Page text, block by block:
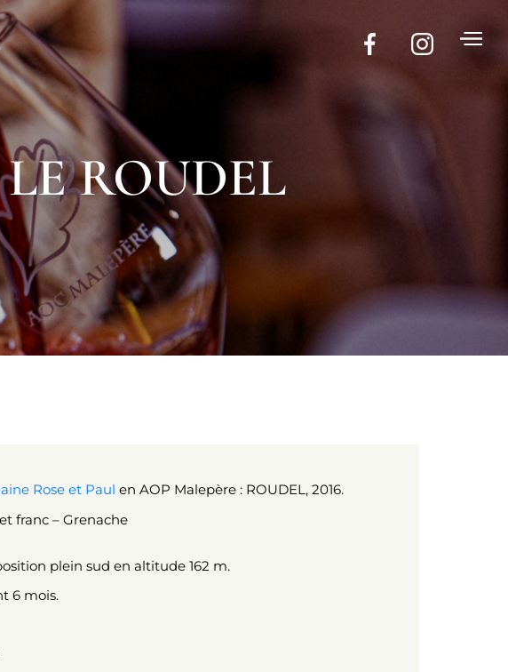
ROUDEL
Rose et Paul en AOP Malepère : ROUDEL, 2016.
franc – Grenache
plein sud en altitude 162 m.
6 mois.